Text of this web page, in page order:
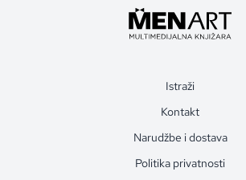
Istraži
Kontakt
Narudžbe i dostava
Politika privatnosti